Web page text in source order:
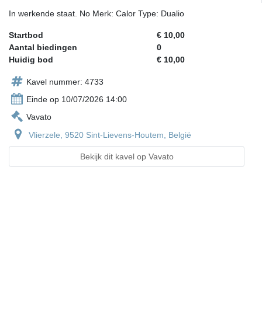
In werkende staat. No Merk: Calor Type: Dualio
Startbod
€ 10,00
Aantal biedingen
0
Huidig bod
€ 10,00
Kavel nummer: 4733
Einde op 10/07/2026 14:00
Vavato
Vlierzele, 9520 Sint-Lievens-Houtem, België
Bekijk dit kavel op Vavato